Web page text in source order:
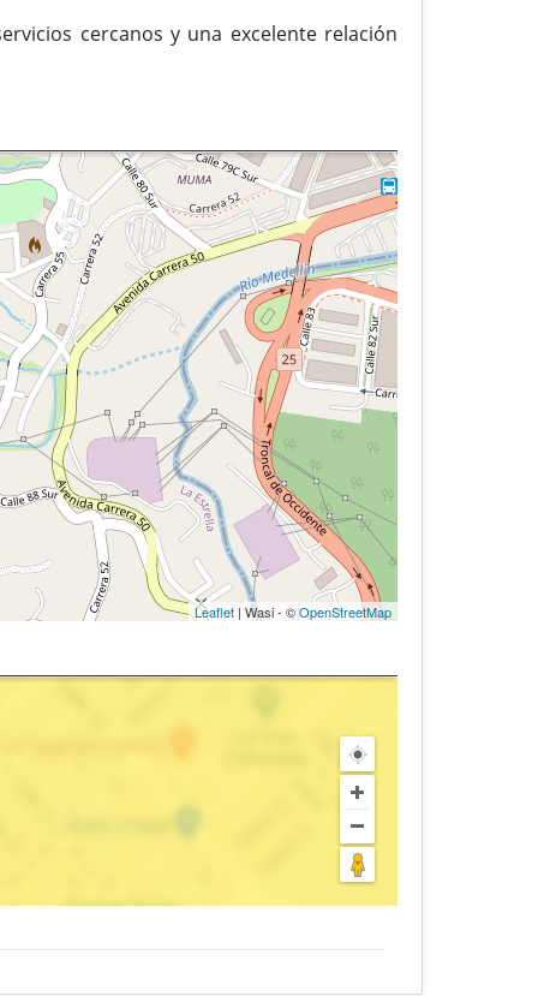
cercanos y una excelente relación
Leaflet| Wasi - ©OpenStreetMap